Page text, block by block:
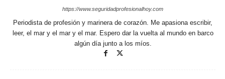
https://www.seguridadprofesionalhoy.com
Periodista de profesión y marinera de corazón. Me apasiona escribir,
leer, el mar y el mar y el mar. Espero dar la vuelta al mundo en barco
algún día junto a los míos.